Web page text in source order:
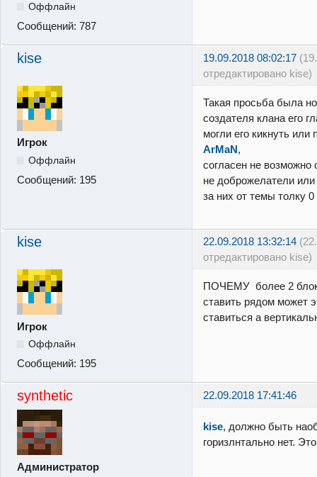
Оффлайн
Сообщений: 787
kise 19.09.2018 08:02:17
отредактировано kise)
Игрок
Оффлайн
Сообщений: 195
Такая просьба была
создателя клана его
могли его кикнуть или
ArMaN,
согласен не возможно
не доброжелатели
за них от темы толку 0
kise 22.09.2018 13:32:14
отредактировано kise)
Игрок
Оффлайн
Сообщений: 195
ПОЧЕМУ более 2
ставить рядом может
ставиться а
synthetic 22.09.2018 17:41:46
Администратор
kise, должно быть
горизлнтально нет.